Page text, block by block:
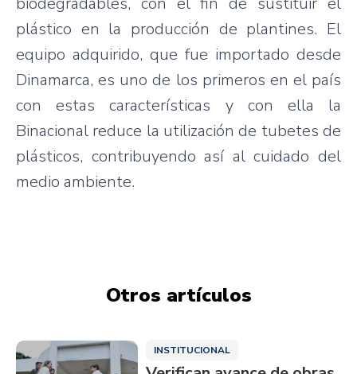
plástico en la producción de plantines. El
equipo adquirido, que fue importado desde
Dinamarca, es uno de los primeros en el país
con estas características y con ella la
Binacional reduce la utilización de tubetes de
plásticos, contribuyendo así al cuidado del
medio ambiente.
Otros artículos
INSTITUCIONAL